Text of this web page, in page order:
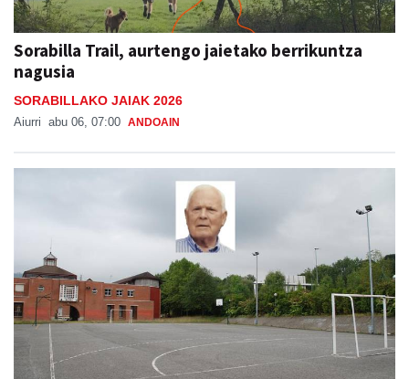
Sorabilla Trail, aurtengo jaietako berrikuntza
nagusia
SORABILLAKO JAIAK 2026
Aiurri abu 06, 07:00 ANDOAIN